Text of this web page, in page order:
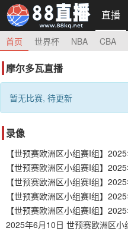
直播
首页 世界杯 NBA CBA
摩尔多瓦直播
暂无比赛, 待更新
录像